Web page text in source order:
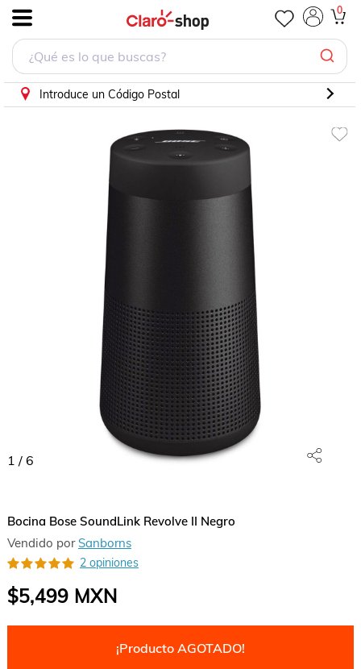
0
Introduce un Código Postal
1 / 6
Bocina Bose SoundLink Revolve II Negro
Vendido por Sanborns
2 opiniones
$5,499MXN
¡Producto AGOTADO!
Bocina Bose SoundLink Revolve II Negro